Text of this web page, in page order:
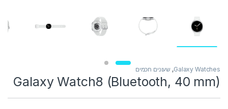
Galaxy Watches
, שעונים חכמים
Galaxy Watch8 (Bluetooth, 40 mm)